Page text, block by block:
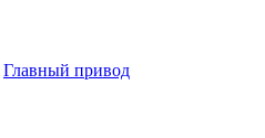
Главный привод